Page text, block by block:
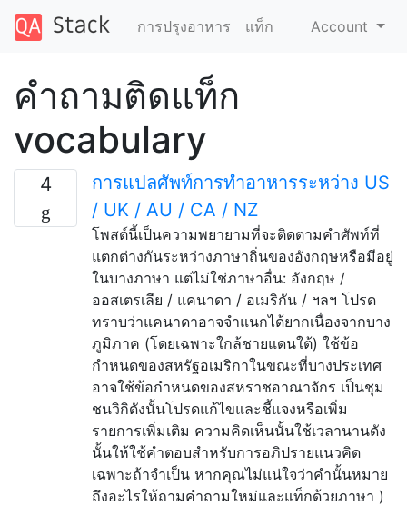
การปรุงอาหาร แท็ก Account
คำถามติดแท็ก
vocabulary
4
การแปลศัพท์การทำอาหารระหว่าง US
/ UK / AU / CA / NZ
โพสต์นี้เป็นความพยายามที่จะติดตามคำศัพท์ที่
แตกต่างกันระหว่างภาษาถิ่นของอังกฤษหรือมีอยู่
ในบางภาษา แต่ไม่ใช่ภาษาอื่น: อังกฤษ /
ออสเตรเลีย / แคนาดา / อเมริกัน / ฯลฯ โปรด
ทราบว่าแคนาดาอาจจำแนกได้ยากเนื่องจากบาง
ภูมิภาค (โดยเฉพาะใกล้ชายแดนใต้) ใช้ข้อ
กำหนดของสหรัฐอเมริกาในขณะที่บางประเทศ
อาจใช้ข้อกำหนดของสหราชอาณาจักร เป็นชุม
ชนวิกิดังนั้นโปรดแก้ไขและชี้แจงหรือเพิ่ม
รายการเพิ่มเติม ความคิดเห็นนั้นใช้เวลานานดัง
นั้นให้ใช้คำตอบสำหรับการอภิปรายแนวคิด
เฉพาะถ้าจำเป็น หากคุณไม่แน่ใจว่าคำนั้นหมาย
ถึงอะไรให้ถามคำถามใหม่และแท็กด้วยภาษา )